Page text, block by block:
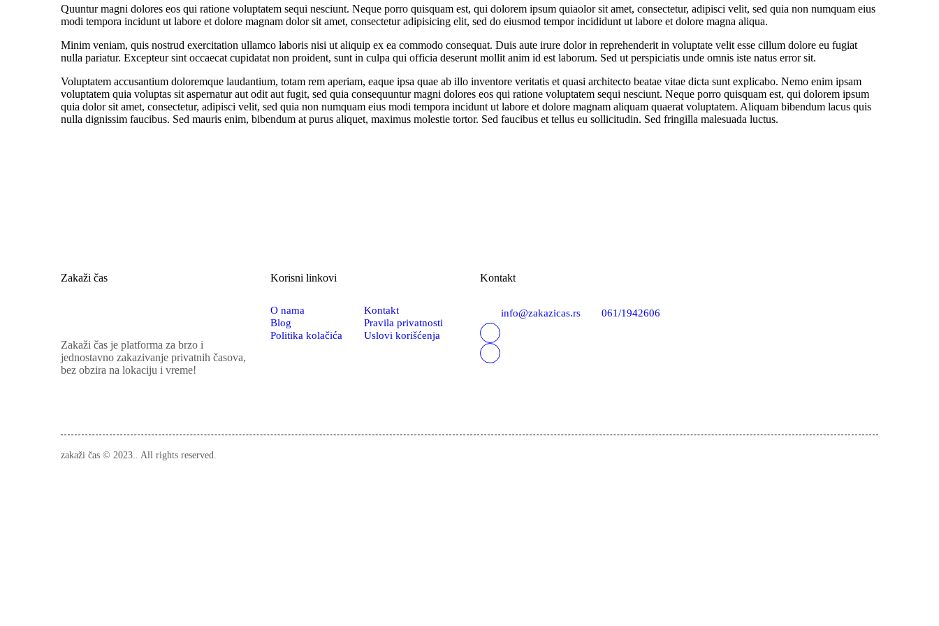
Quuntur magni dolores eos qui ratione voluptatem sequi nesciunt. Neque porro quisquam est, qui dolorem ipsum quiaolor sit amet, consectetur, adipisci velit, sed quia non numquam eius
modi tempora incidunt ut labore et dolore magnam dolor sit amet, consectetur adipisicing elit, sed do eiusmod tempor incididunt ut labore et dolore magna aliqua.
Minim veniam, quis nostrud exercitation ullamco laboris nisi ut aliquip ex ea commodo consequat. Duis aute irure dolor in reprehenderit in voluptate velit esse cillum dolore eu fugiat
nulla pariatur. Excepteur sint occaecat cupidatat non proident, sunt in culpa qui officia deserunt mollit anim id est laborum. Sed ut perspiciatis unde omnis iste natus error sit.
Voluptatem accusantium doloremque laudantium, totam rem aperiam, eaque ipsa quae ab illo inventore veritatis et quasi architecto beatae vitae dicta sunt explicabo. Nemo enim ipsam
voluptatem quia voluptas sit aspernatur aut odit aut fugit, sed quia consequuntur magni dolores eos qui ratione voluptatem sequi nesciunt. Neque porro quisquam est, qui dolorem ipsum
quia dolor sit amet, consectetur, adipisci velit, sed quia non numquam eius modi tempora incidunt ut labore et dolore magnam aliquam quaerat voluptatem. Aliquam bibendum lacus quis
nulla dignissim faucibus. Sed mauris enim, bibendum at purus aliquet, maximus molestie tortor. Sed faucibus et tellus eu sollicitudin. Sed fringilla malesuada luctus.
Zakaži čas
Zakaži čas je platforma za brzo i
jednostavno zakazivanje privatnih časova,
bez obzira na lokaciju i vreme!
Korisni linkovi
O nama
Kontakt
Blog
Pravila privatnosti
Politika kolačića
Uslovi korišćenja
Kontakt
info@zakazicas.rs 061/1942606
zakaži čas © 2023.. All rights reserved.